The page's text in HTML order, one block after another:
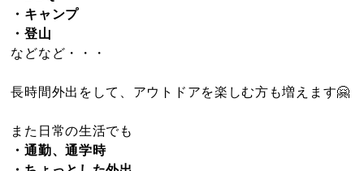
・キャンプ
・登山
などなど・・・
長時間外出をして、アウトドアを楽しむ方も増えます🤗
また日常の生活でも
・通勤、通学時